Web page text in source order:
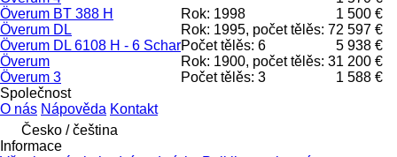
Överum BT 388 H
Rok: 1998
1 500 €
Överum DL
Rok: 1995, počet tělěs: 72 597 €
Överum DL 6108 H - 6 ScharPočet tělěs: 6
5 938 €
Överum
Rok: 1900, počet tělěs: 31 200 €
Överum 3
Počet tělěs: 3
1 588 €
Společnost
O nás Nápověda Kontakt
Česko / čeština
Informace